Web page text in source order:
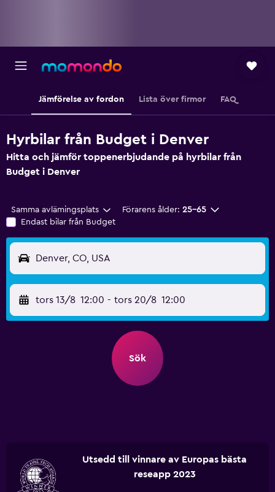
Jämförelse av fordon Lista över firmor FAQ
Hyrbilar från Budget i Denver
Hitta och jämför toppenerbjudande på hyrbilar från
Budget i Denver
Samma avlämingsplats Förarens ålder: 25-65
Endast bilar från Budget
Denver, CO, USA
tors 13/8 12:00 - tors 20/8 12:00
Sök
Utsedd till vinnare av Europas bästa
reseapp 2023